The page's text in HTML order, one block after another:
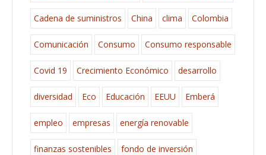
Cadena de suministros China clima Colombia
Comunicación Consumo Consumo responsable
Covid 19 Crecimiento Económico desarrollo
diversidad Eco Educación EEUU Emberá
empleo empresas energía renovable
finanzas sostenibles fondo de inversión